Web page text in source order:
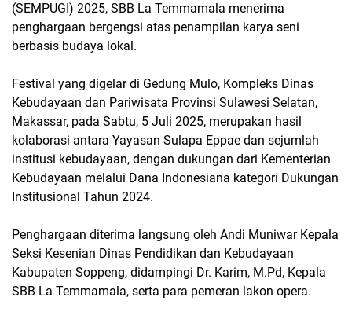
(SEMPUGI) 2025, SBB La Temmamala menerima
penghargaan bergengsi atas penampilan karya seni
berbasis budaya lokal.
Festival yang digelar di Gedung Mulo, Kompleks Dinas
Kebudayaan dan Pariwisata Provinsi Sulawesi Selatan,
Makassar, pada Sabtu, 5 Juli 2025, merupakan hasil
kolaborasi antara Yayasan Sulapa Eppae dan sejumlah
institusi kebudayaan, dengan dukungan dari Kementerian
Kebudayaan melalui Dana Indonesiana kategori Dukungan
Institusional Tahun 2024.
Penghargaan diterima langsung oleh Andi Muniwar Kepala
Seksi Kesenian Dinas Pendidikan dan Kebudayaan
Kabupaten Soppeng, didampingi Dr. Karim, M.Pd, Kepala
SBB La Temmamala, serta para pemeran lakon opera.